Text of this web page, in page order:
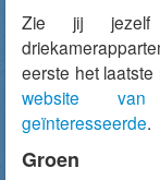
Zie jij
eerste het
website van
geïnteresseerde.
Groen